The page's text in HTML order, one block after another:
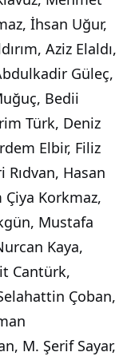
İhsan Uğur,
Aziz Elaldı,
Güleç,
Bedii
Türk, Deniz
Elbir, Filiz
Rıdvan, Hasan
Çiya Korkmaz,
Mustafa
Kaya,
Cantürk,
Çoban,
M. Şerif Sayar,